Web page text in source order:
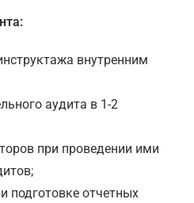
внутренним
аудита в 1-2
при проведении ими
подготовке отчетных